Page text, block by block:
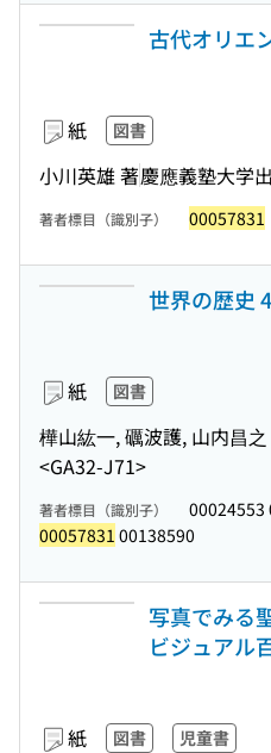
古代オリエ
紙 図書
小川英雄 著慶應義塾大学
著者標目（識別子） 00057831
世界の歴史
紙 図書
樺山紘一, 礪波護, 山内昌
<GA32-J71>
著者標目（識別子）
00024553
00057831 00138590
写真でみる
ビジュアル
紙 図書 児童書